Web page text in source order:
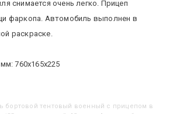
снимается очень легко. Прицеп
фаркопа. Автомобиль выполнен в
раскраске.
760х165х225
бортовой тентовый военный с прицепом в